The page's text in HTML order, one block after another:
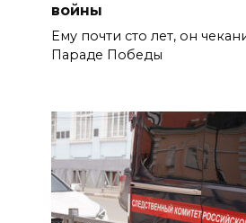
войны
Ему почти сто лет, он
Параде Победы